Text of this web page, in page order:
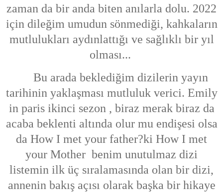
zaman da bir anda biten anılarla dolu. 2022
için dileğim umudun sönmediği, kahkaların
mutlulukları aydınlattığı ve sağlıklı bir yıl
olması...
Bu arada beklediğim dizilerin yayın
tarihinin yaklaşması mutluluk verici. Emily
in paris ikinci sezon , biraz merak biraz da
acaba beklenti altında olur mu endişesi olsa
da How I met your father?ki How I met
your Mother benim unutulmaz dizi
listemin ilk üç sıralamasında olan bir dizi,
annenin bakış açısı olarak başka bir hikaye